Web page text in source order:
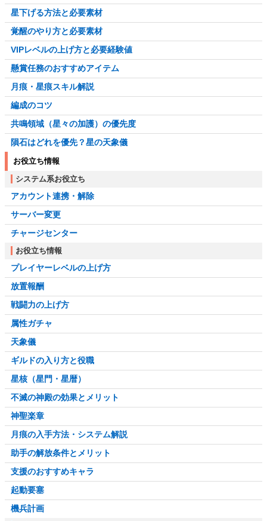
星下げる方法と必要素材
覚醒のやり方と必要素材
VIPレベルの上げ方と必要経験値
懸賞任務のおすすめアイテム
月痕・星痕スキル解説
編成のコツ
共鳴領域（星々の加護）の優先度
隕石はどれを優先？星の天象儀
お役立ち情報
システム系お役立ち
アカウント連携・解除
サーバー変更
チャージセンター
お役立ち情報
プレイヤーレベルの上げ方
放置報酬
戦闘力の上げ方
属性ガチャ
天象儀
ギルドの入り方と役職
星核（星門・星暦）
不滅の神殿の効果とメリット
神聖楽章
月痕の入手方法・システム解説
助手の解放条件とメリット
支援のおすすめキャラ
起動要塞
機兵計画